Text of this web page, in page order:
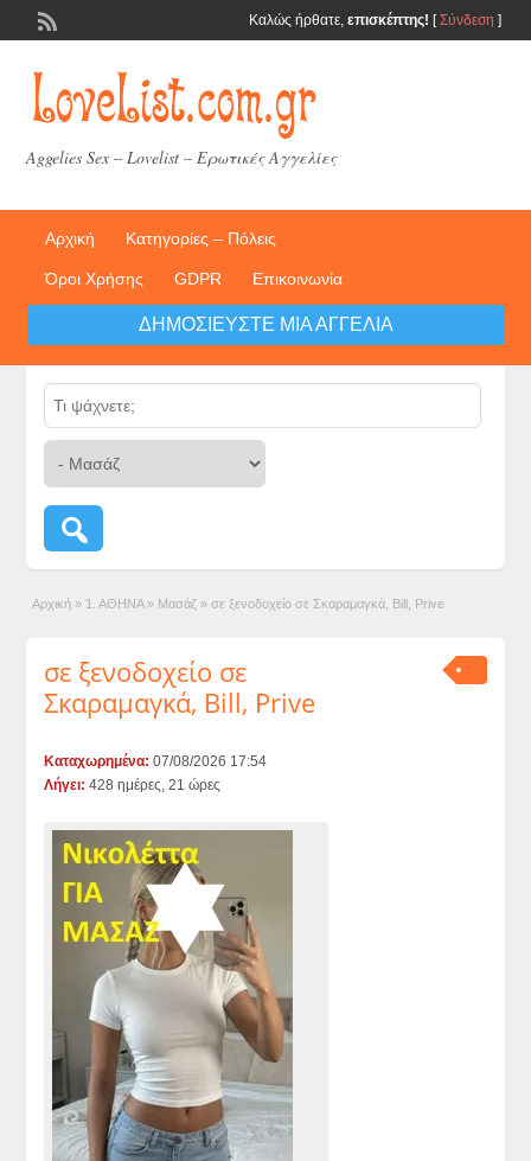
Καλώς ήρθατε, επισκέπτης! [Σύνδεση ]
Aggelies Sex – Lovelist – Ερωτικές Αγγελίες
Αρχική Κατηγορίες – Πόλεις
Όροι Χρήσης GDPR Επικοινωνία
ΔΗΜΟΣΙΕΎΣΤΕ ΜΙΑ ΑΓΓΕΛΊΑ
Αρχική » 1. ΑΘΗΝΑ » Μασάζ » σε ξενοδοχείο σε Σκαραμαγκά, Bill, Prive
σε ξενοδοχείο σε
Σκαραμαγκά, Bill, Prive
Καταχωρημένα: 07/08/2026 17:54
Λήγει: 428 ημέρες, 21 ώρες